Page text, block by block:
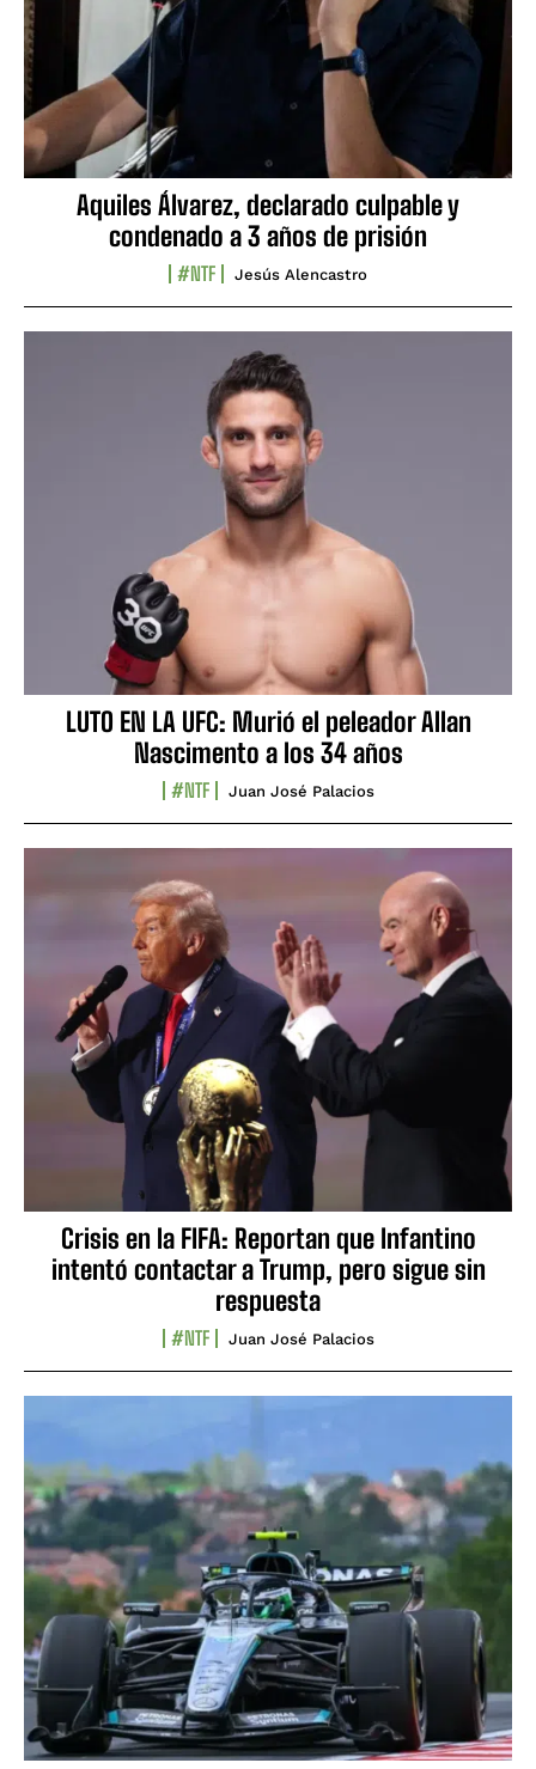
Aquiles Álvarez, declarado culpable y
condenado a 3 años de prisión
#NTF Jesús Alencastro
LUTO EN LA UFC: Murió el peleador Allan
Nascimento a los 34 años
#NTF Juan José Palacios
Crisis en la FIFA: Reportan que Infantino
intentó contactar a Trump, pero sigue sin
respuesta
#NTF Juan José Palacios